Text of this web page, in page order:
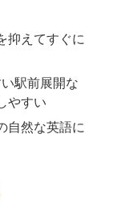
抑えてすぐに
駅前展開な
やすい
自然な英語に